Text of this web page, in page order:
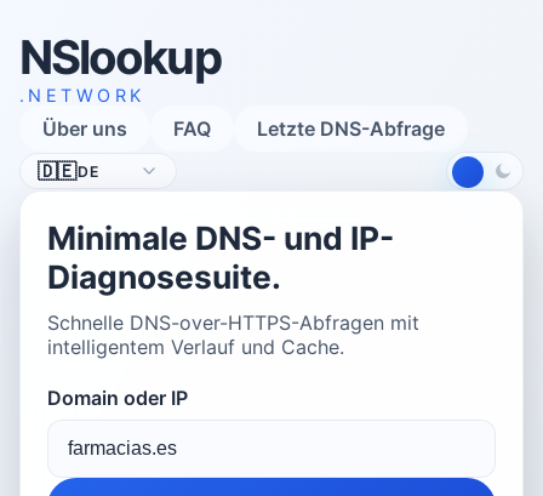
NSlookup
.NETWORK
Über uns FAQ
Letzte DNS-Abfrage
Sprache
🇩🇪DE
Minimale DNS- und IP-
Diagnosesuite.
Schnelle DNS-over-HTTPS-Abfragen mit
intelligentem Verlauf und Cache.
Domain oder IP